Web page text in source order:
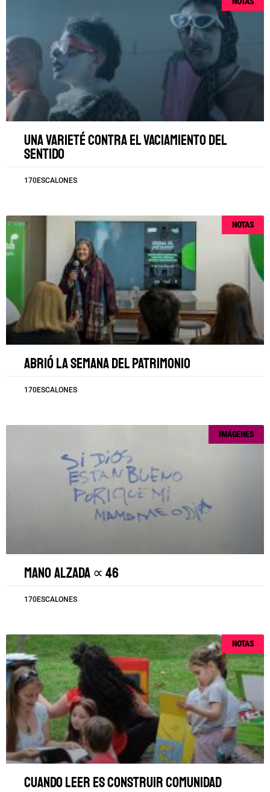
Una varieté contra el vaciamiento del
sentido
170ESCALONES
NOTAS
Abrió la Semana del Patrimonio
170ESCALONES
IMÁGENES
Mano alzada ∝ 46
170ESCALONES
NOTAS
Cuando leer es construir comunidad